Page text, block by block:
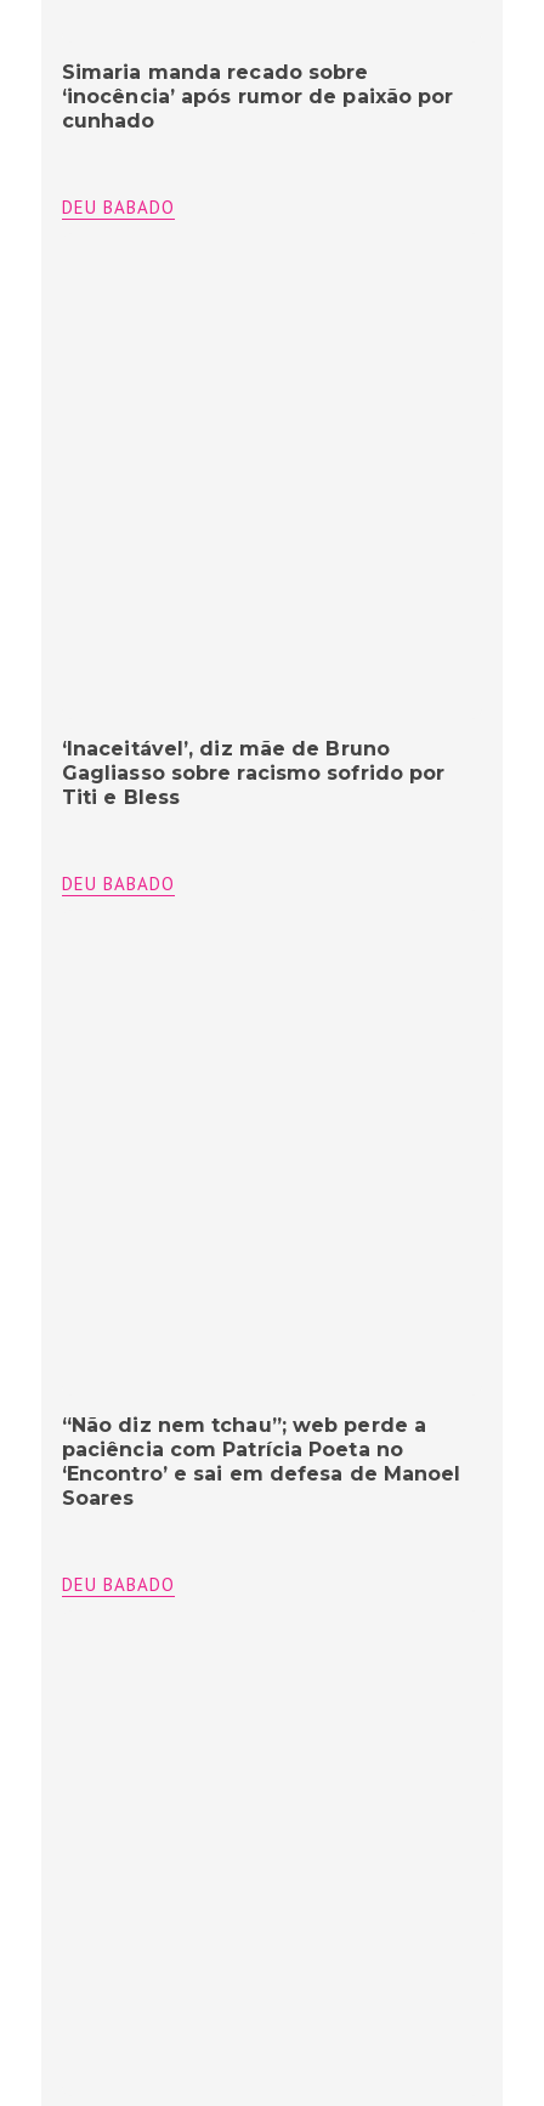
Simaria manda recado sobre
‘inocência’ após rumor de paixão por
cunhado
DEU BABADO
‘Inaceitável’, diz mãe de Bruno
Gagliasso sobre racismo sofrido por
Titi e Bless
DEU BABADO
“Não diz nem tchau”; web perde a
paciência com Patrícia Poeta no
‘Encontro’ e sai em defesa de Manoel
Soares
DEU BABADO